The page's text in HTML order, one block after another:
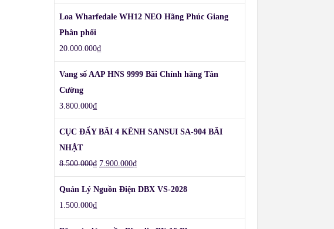
Loa Wharfedale WH12 NEO Hãng Phúc Giang
Phân phối
20.000.000₫
Vang số AAP HNS 9999 Bãi Chính hãng Tân
Cường
3.800.000₫
CỤC ĐẨY BÃI 4 KÊNH SANSUI SA-904 BÃI
NHẬT
8.500.000₫ 7.900.000₫
Quản Lý Nguồn Điện DBX VS-2028
1.500.000₫